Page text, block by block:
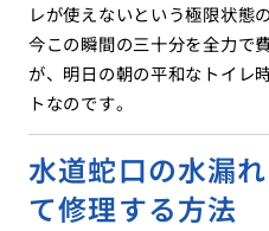
レが使えないという極限状態
今この瞬間の三十分を全力で
が、明日の朝の平和なトイレ
トなのです。
水道蛇口の水漏
て修理する方法